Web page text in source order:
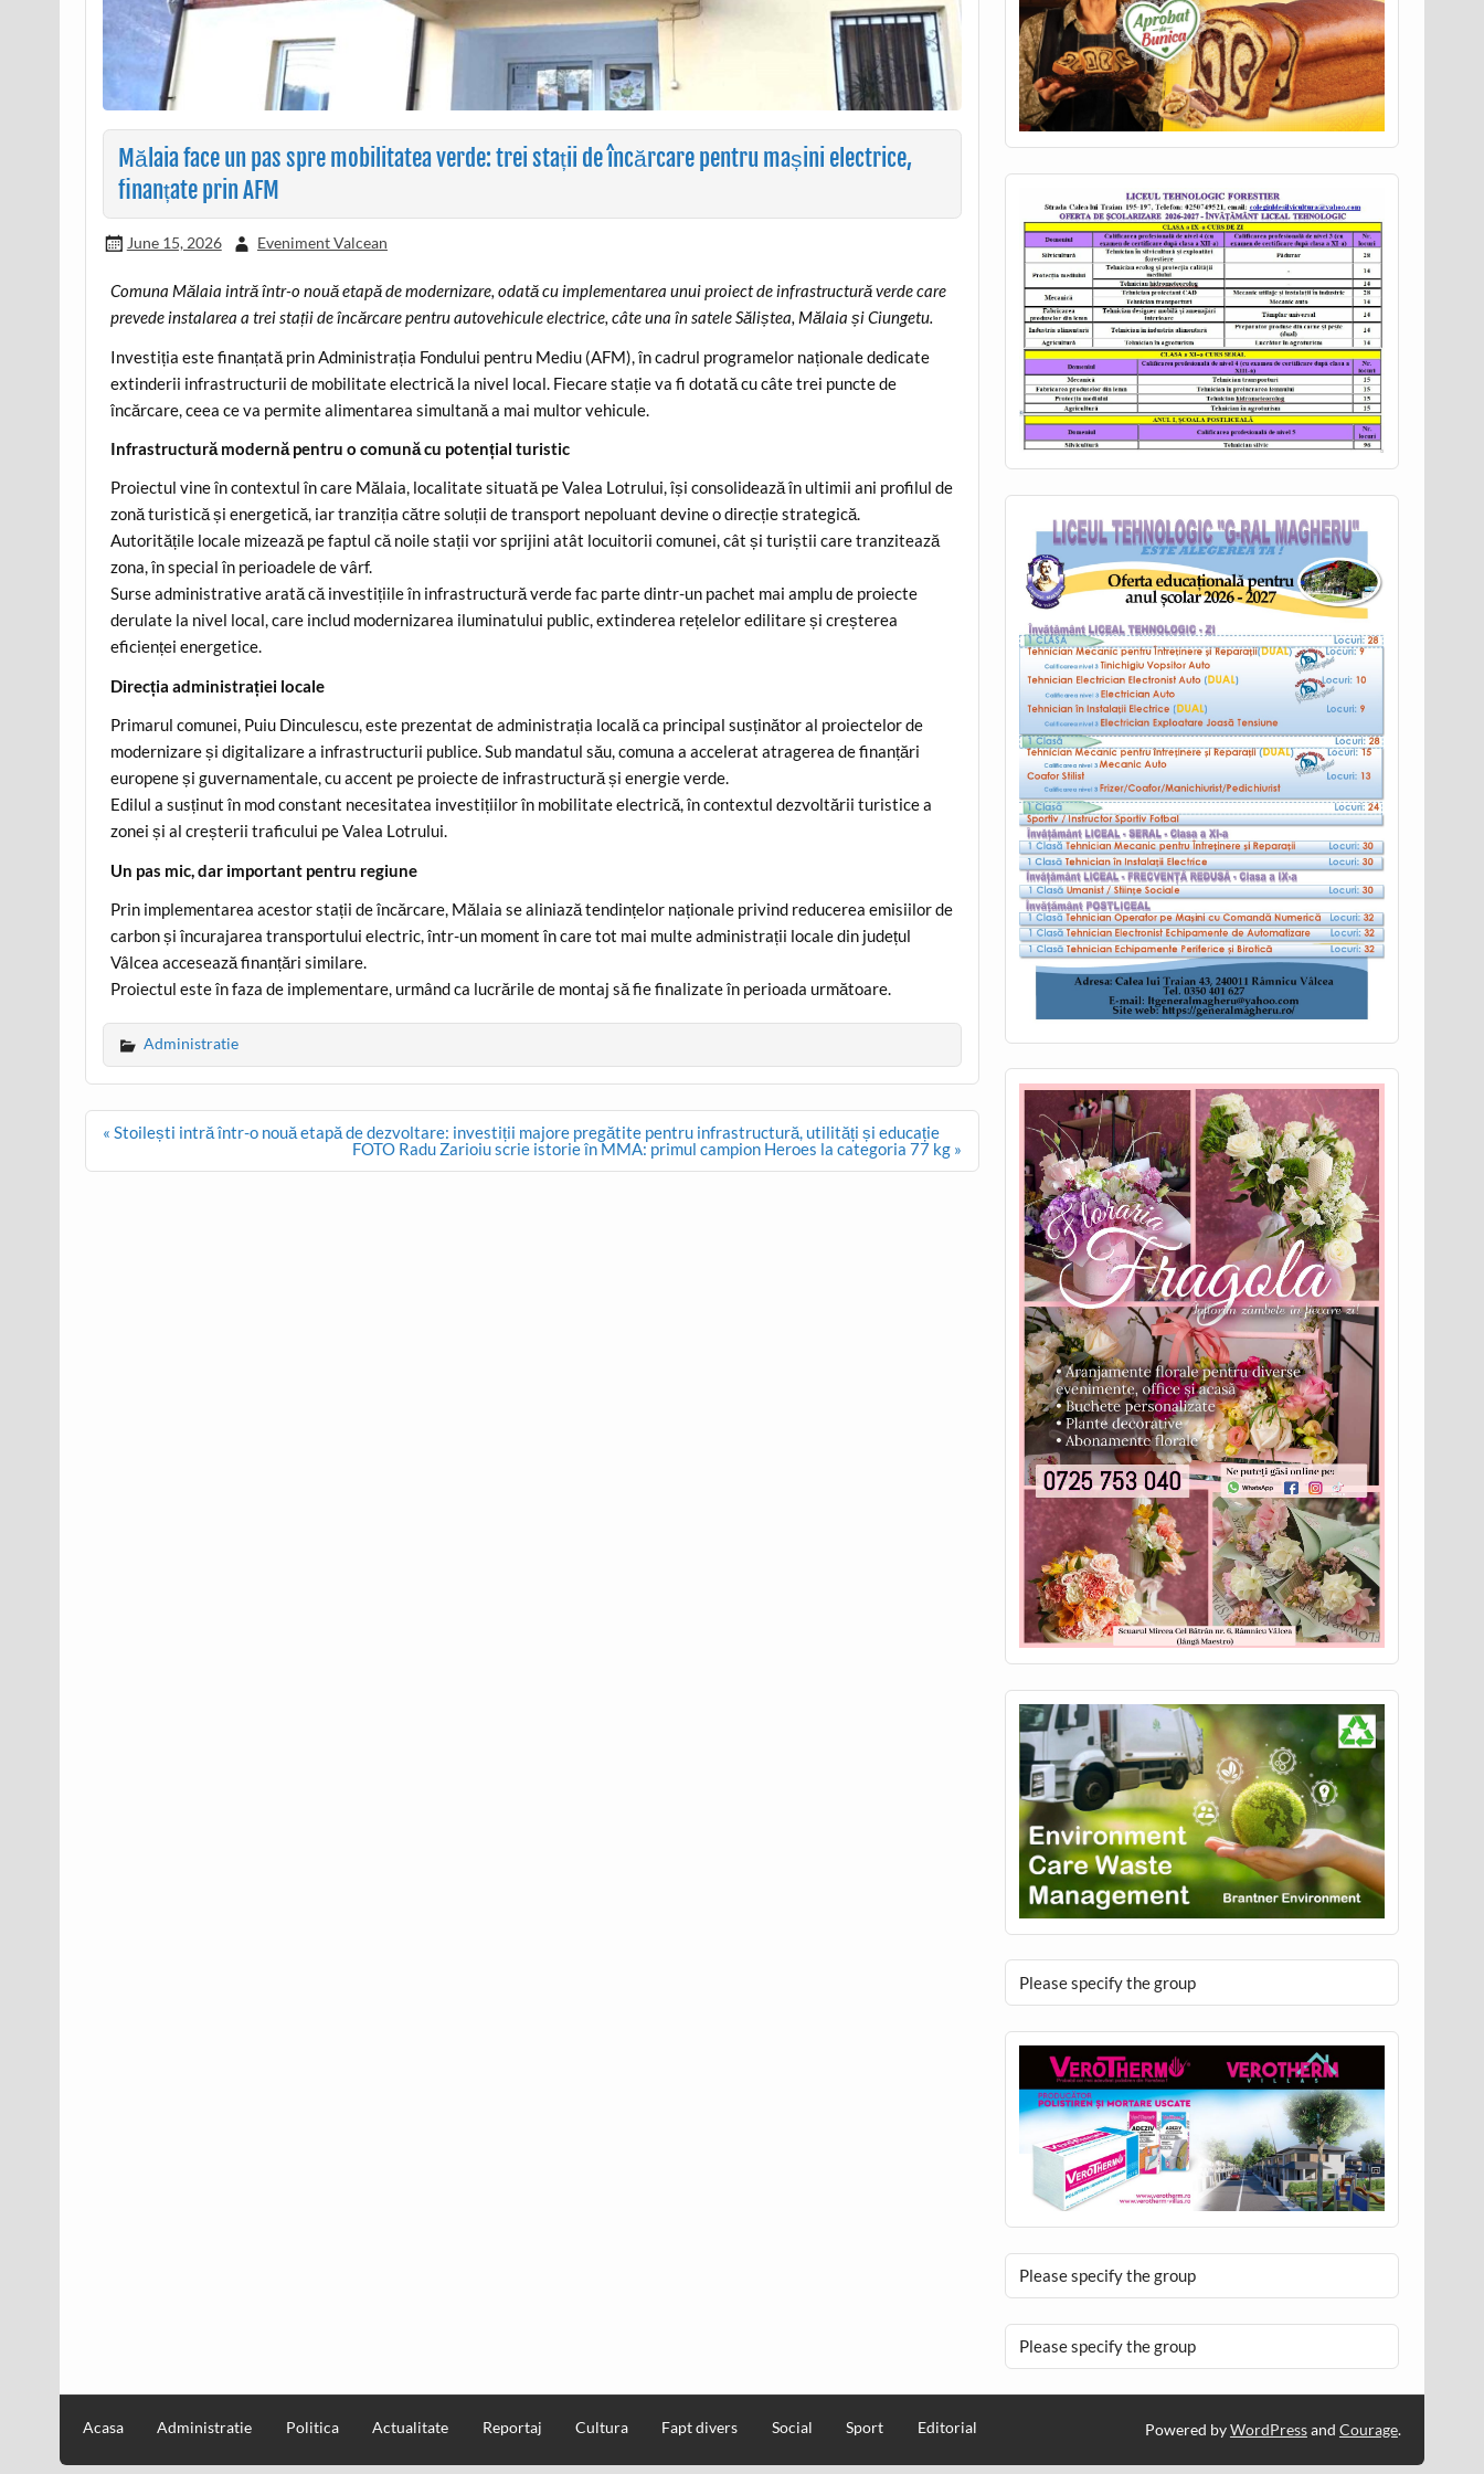
Mălaia face un pas spre mobilitatea verde: trei stații de încărcare pentru mașini electrice,
finanțate prin AFM
June 15, 2026 Eveniment Valcean
Comuna Mălaia intră într-o nouă etapă de modernizare, odată cu implementarea unui proiect de infrastructură verde care
prevede instalarea a trei stații de încărcare pentru autovehicule electrice, câte una în satele Săliștea, Mălaia și Ciungetu.
Investiția este finanțată prin Administrația Fondului pentru Mediu (AFM), în cadrul programelor naționale dedicate
extinderii infrastructurii de mobilitate electrică la nivel local. Fiecare stație va fi dotată cu câte trei puncte de
încărcare, ceea ce va permite alimentarea simultană a mai multor vehicule.
Infrastructură modernă pentru o comună cu potențial turistic
Proiectul vine în contextul în care Mălaia, localitate situată pe Valea Lotrului, își consolidează în ultimii ani profilul de
zonă turistică și energetică, iar tranziția către soluții de transport nepoluant devine o direcție strategică.
Autoritățile locale mizează pe faptul că noile stații vor sprijini atât locuitorii comunei, cât și turiștii care tranzitează
zona, în special în perioadele de vârf.
Surse administrative arată că investițiile în infrastructură verde fac parte dintr-un pachet mai amplu de proiecte
derulate la nivel local, care includ modernizarea iluminatului public, extinderea rețelelor edilitare și creșterea
eficienței energetice.
Direcția administrației locale
Primarul comunei, Puiu Dinculescu, este prezentat de administrația locală ca principal susținător al proiectelor de
modernizare și digitalizare a infrastructurii publice. Sub mandatul său, comuna a accelerat atragerea de finanțări
europene și guvernamentale, cu accent pe proiecte de infrastructură și energie verde.
Edilul a susținut în mod constant necesitatea investițiilor în mobilitate electrică, în contextul dezvoltării turistice a
zonei și al creșterii traficului pe Valea Lotrului.
Un pas mic, dar important pentru regiune
Prin implementarea acestor stații de încărcare, Mălaia se aliniază tendințelor naționale privind reducerea emisiilor de
carbon și încurajarea transportului electric, într-un moment în care tot mai multe administrații locale din județul
Vâlcea accesează finanțări similare.
Proiectul este în faza de implementare, urmând ca lucrările de montaj să fie finalizate în perioada următoare.
Administratie
Post
navigation
« Stoilești intră într-o nouă etapă de dezvoltare: investiții majore pregătite pentru infrastructură, utilități și educație
FOTO Radu Zarioiu scrie istorie în MMA: primul campion Heroes la categoria 77 kg »
Please specify the group
Please specify the group
Please specify the group
Acasa Administratie Politica Actualitate Reportaj Cultura Fapt divers Social Sport Editorial Powered byWordPressand Courage.